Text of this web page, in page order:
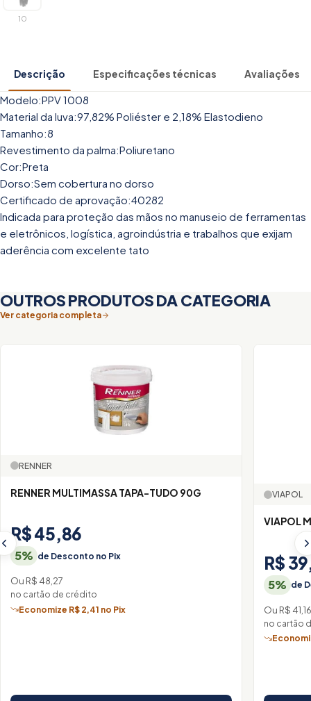
10
Descrição Especificações técnicas Avaliações
Modelo:PPV 1008
Material da luva:97,82% Poliéster e 2,18% Elastodieno
Tamanho:8
Revestimento da palma:Poliuretano
Cor:Preta
Dorso:Sem cobertura no dorso
Certificado de aprovação:40282
Indicada para proteção das mãos no manuseio de ferramentas
e eletrônicos, logística, agroindústria e trabalhos que exijam
aderência com excelente tato
OUTROS PRODUTOS DA CATEGORIA
Ver categoria completa
RENNER
RENNER MULTIMASSA TAPA-TUDO 90G
R$ 45,86
5% de Desconto no Pix
Ou R$ 48,27
no cartão de crédito
Economize R$ 2,41 no Pix
VIAPOL
VIAPOL
R$
5% de
Ou R$
no cartão